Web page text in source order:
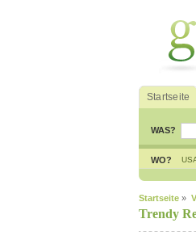
Startseite
WAS?
WO?
Startseite »
Trendy